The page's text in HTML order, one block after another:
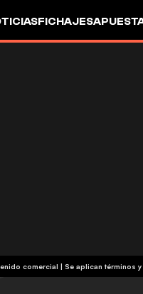
FICHAJES
+18 | Contenido comercial |